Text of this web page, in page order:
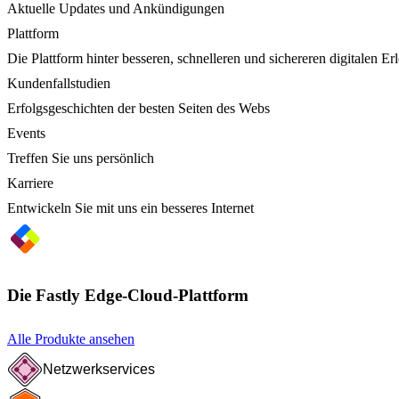
Aktuelle Updates und Ankündigungen
Plattform
Die Plattform hinter besseren, schnelleren und sichereren digitalen
Kundenfallstudien
Erfolgsgeschichten der besten Seiten des Webs
Events
Treffen Sie uns persönlich
Karriere
Entwickeln Sie mit uns ein besseres Internet
Die Fastly Edge-Cloud-Plattform
Alle Produkte ansehen
Netzwerkservices